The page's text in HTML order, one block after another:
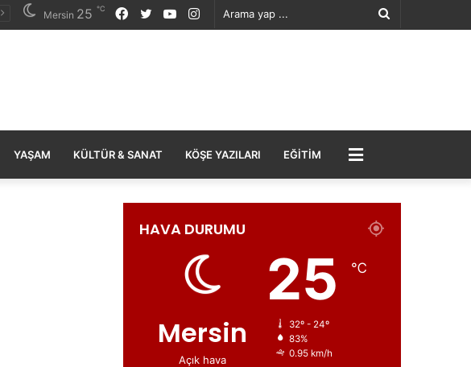
Arama
Instagram
YouTube
Twitter
Facebook
Mersin 25 ℃
YAŞAM KÜLTÜR & SANAT KÖŞE YAZILARI EĞITIM MENÜ
HAVA DURUMU
Mersin
Açık hava
25 ℃
32º - 24º
83%
0.95 km/h